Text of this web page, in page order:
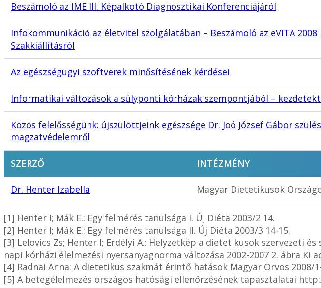
Beszámoló az IME III. Képalkotó Diagnosztikai Konferenciájáról
Infokommunikáció az életvitel szolgálatában – Beszámoló az eVITA 2008
Szakkiállításról
Az egészségügyi szoftverek minősítésének kérdései
Informatikai változások a súlyponti kórházak szempontjából –
Közös felelősségünk: újszülöttjeink egészsége Dr. Joó József Gábor
magzatvédelemről
SZERZŐ INTÉZMÉNY
Dr. Henter Izabella Magyar Dietetikusok
[1] Henter I; Mák E.: Egy felmérés tanulsága I. Új Diéta 2003/2 14.
[2] Henter I; Mák E.: Egy felmérés tanulsága II. Új Diéta 2003/3 14-15.
[3] Lelovics Zs; Henter I; Erdélyi A.: Helyzetkép a dietetikusok szervezeti
napi kórházi élelmezési nyersanyagnorma változása 2002-2007 2. ábra Ki
[4] Radnai Anna: A dietetikus szakmát érintő hatások Magyar Orvos 2008/
[5] A betegélelmezés országos hatósági ellenőrzésének tapasztalatai